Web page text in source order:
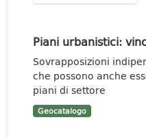
Piani urbanistici:
Sovrapposizioni
che possono anche
piani di settore
Geocatalogo